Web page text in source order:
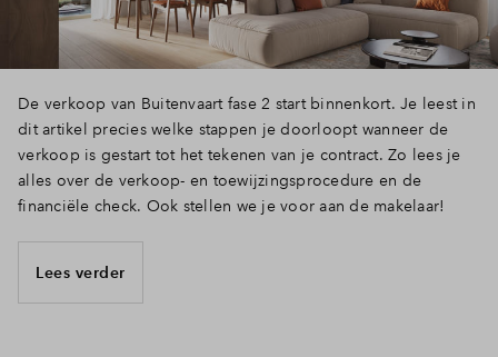
De verkoop van Buitenvaart fase 2 start binnenkort. Je leest in
dit artikel precies welke stappen je doorloopt wanneer de
verkoop is gestart tot het tekenen van je contract. Zo lees je
alles over de verkoop- en toewijzingsprocedure en de
financiële check. Ook stellen we je voor aan de makelaar!
Lees verder